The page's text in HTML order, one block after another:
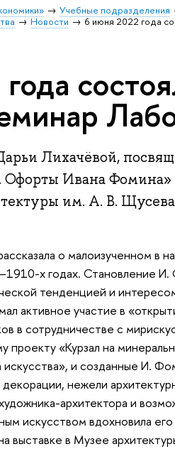
Учебные подразделения
Новости 6 июня 2022 года
Лихачёвой,
Офорты Ивана
им. А. В.
о малоизученном в
х годах. Становление И.
тенденцией и
активное участие в
в сотрудничестве с
проекту «Курзал на
и созданные И.
нежели
архитектора и
искусством вдохновила
выставке в Музее